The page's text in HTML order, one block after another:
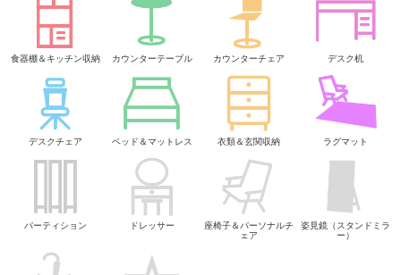
食器棚＆キッチン収納 カウンターテーブル カウンターチェア デスク机
デスクチェア ベッド＆マットレス 衣類＆玄関収納 ラグマット
パーティション ドレッサー
座椅子＆パーソナルチ
ェア
姿見鏡（スタンドミラ
ー）